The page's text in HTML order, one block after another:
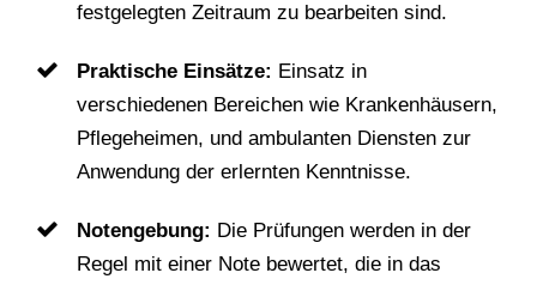
festgelegten Zeitraum zu bearbeiten sind.
Praktische Einsätze: Einsatz in
verschiedenen Bereichen wie Krankenhäusern,
Pflegeheimen, und ambulanten Diensten zur
Anwendung der erlernten Kenntnisse.
Notengebung: Die Prüfungen werden in der
Regel mit einer Note bewertet, die in das